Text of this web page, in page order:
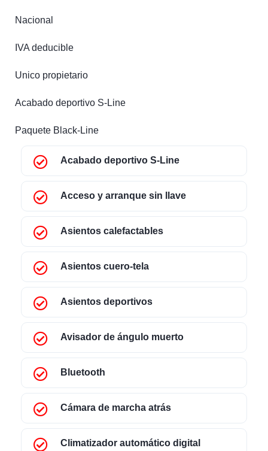
Nacional
IVA deducible
Unico propietario
Acabado deportivo S-Line
Paquete Black-Line
Acabado deportivo S-Line
Acceso y arranque sin llave
Asientos calefactables
Asientos cuero-tela
Asientos deportivos
Avisador de ángulo muerto
Bluetooth
Cámara de marcha atrás
Climatizador automático digital